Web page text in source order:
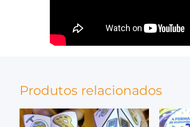
Produtos relacionados